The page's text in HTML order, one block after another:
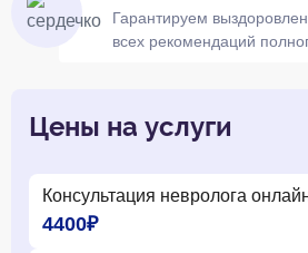
Гарантируем
всех рекомендаций
Цены на услуги
Консультация невролога
4400₽